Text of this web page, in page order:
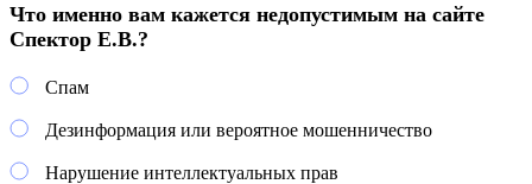
Что именно вам кажется недопустимым на сайте
Спектор Е.В.?
Спам
Дезинформация или вероятное мошенничество
Нарушение интеллектуальных прав